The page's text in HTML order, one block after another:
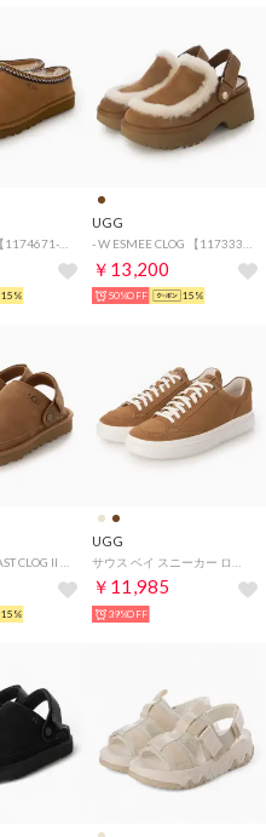
15%
UGG
￥13,200
50%OFF 15%
15%
UGG
￥11,985
39%OFF